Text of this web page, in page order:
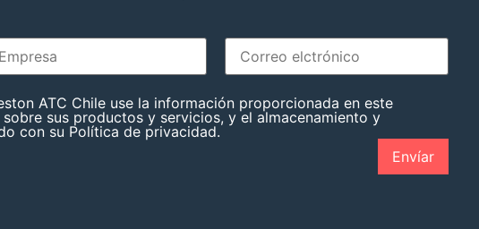
ATC Chile use la información proporcionada en este
sus productos y servicios, y el almacenamiento y
con su Política de privacidad.